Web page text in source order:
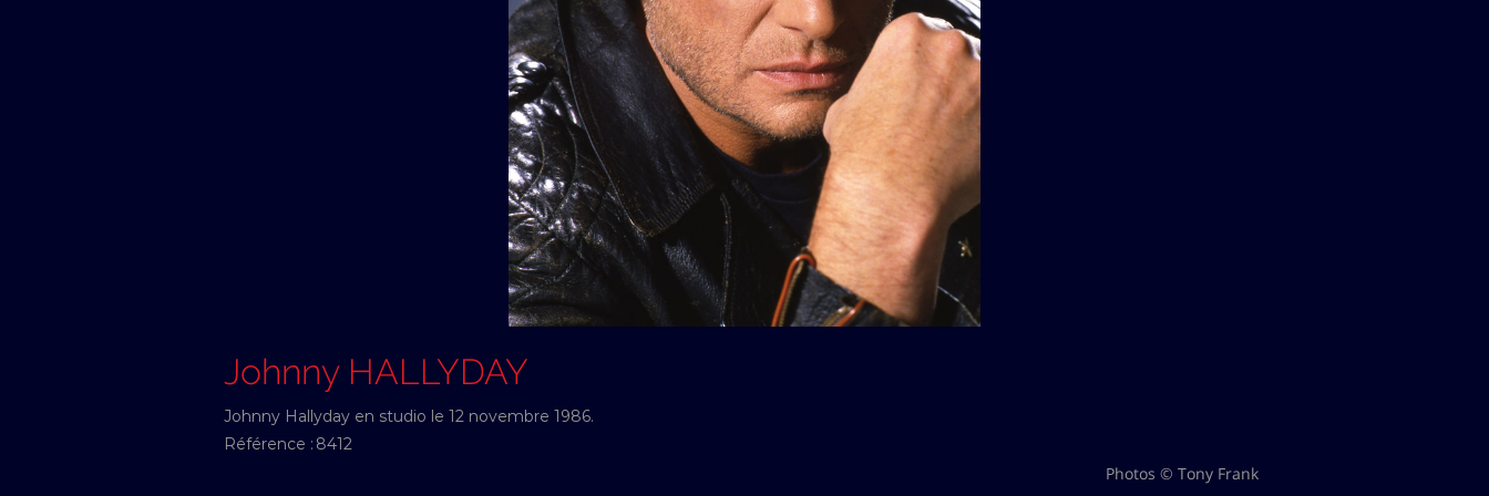
Johnny HALLYDAY
Johnny Hallyday en studio le 12 novembre 1986.
Référence : 8412
Photos © Tony Frank